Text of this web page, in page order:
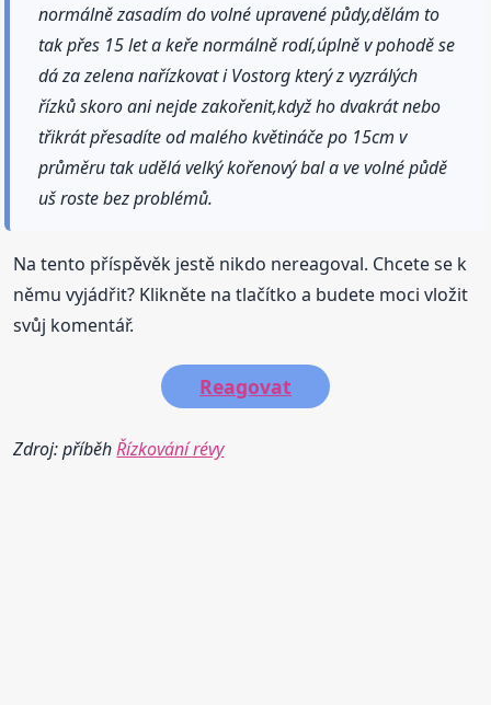
normálně zasadím do volné upravené půdy,dělám to
tak přes 15 let a keře normálně rodí,úplně v pohodě se
dá za zelena nařízkovat i Vostorg který z vyzrálých
řízků skoro ani nejde zakořenit,když ho dvakrát nebo
třikrát přesadíte od malého květináče po 15cm v
průměru tak udělá velký kořenový bal a ve volné půdě
uš roste bez problémů.
Na tento příspěvěk jestě nikdo nereagoval. Chcete se k
němu vyjádřit? Klikněte na tlačítko a budete moci vložit
svůj komentář.
Reagovat
Zdroj: příběhŘízkování révy